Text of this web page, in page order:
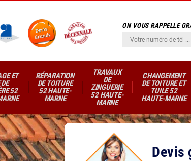
ON VOUS RAPPELLE
ET
52
RÉPARATION
DE TOITURE
52 HAUTE-
MARNE
TRAVAUX
DE
ZINGUERIE
52 HAUTE-
MARNE
CHANGEMENT
DE TOITURE ET
TUILE 52
HAUTE-MARNE
Devis